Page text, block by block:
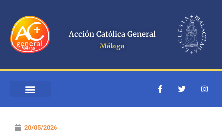
contenido
Acción Católica General
Málaga
F
a
e
T
w
t
I
n
t
20/05/2026